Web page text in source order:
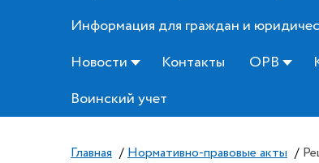
Информация для граждан и
Новости
Контакты ОРВ
Воинский учет
Главная / Нормативно-правовые акты /